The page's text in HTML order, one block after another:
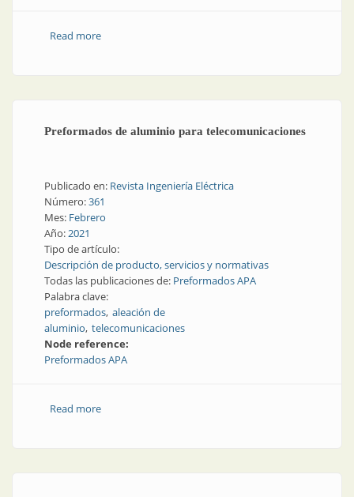
Read moreabout Seguridad y sujeción en todas las conexiones
Preformados de aluminio para telecomunicaciones
Publicado en: Revista Ingeniería Eléctrica
Número:361
Mes: Febrero
Año:2021
Tipo de artículo:
Descripción de producto, servicios y normativas
Todas las publicaciones de: Preformados APA
Palabra clave:
preformados aleación de
aluminio telecomunicaciones
Node reference:
Preformados APA
Read moreabout Preformados de aluminio para